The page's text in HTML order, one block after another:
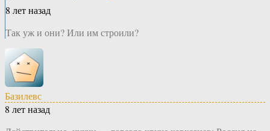
8 лет назад
Так уж и они? Или им строили?
Базилевс
8 лет назад